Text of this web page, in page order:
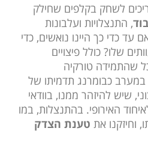
לשחק בקלפים שחילק
, התנצלויות ועלבונות
עד כדי כך היינו נואשים, כדי
שלו? כולל פיצויים
שהתמידה טורקיה
כבומרנג תדמיתו של
שיש להיזהר ממנו, בוודאי
האירופי. בהתנצלות, במו
וחיזקנו את טענת הצדק